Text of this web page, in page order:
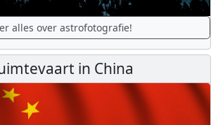
alles over astrofotografie!
in China